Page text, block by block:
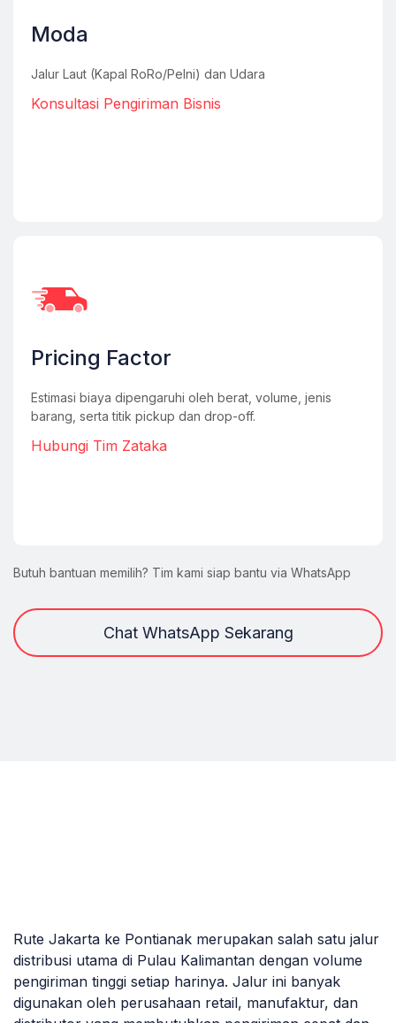
Moda
Jalur Laut (Kapal RoRo/Pelni) dan Udara
Konsultasi Pengiriman Bisnis
Pricing Factor
Estimasi biaya dipengaruhi oleh berat, volume, jenis
barang, serta titik pickup dan drop-off.
Hubungi Tim Zataka
Butuh bantuan memilih? Tim kami siap bantu via WhatsApp
Chat WhatsApp Sekarang
Rute Jakarta ke Pontianak merupakan salah satu jalur
distribusi utama di Pulau Kalimantan dengan volume
pengiriman tinggi setiap harinya. Jalur ini banyak
digunakan oleh perusahaan retail, manufaktur, dan